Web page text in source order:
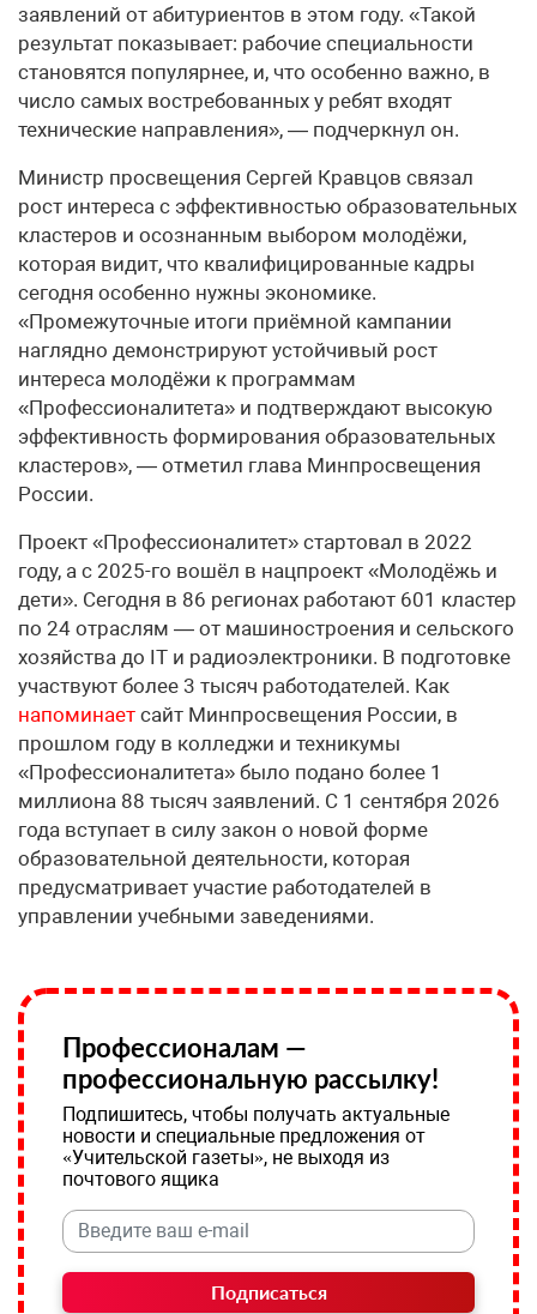
заявлений от абитуриентов в этом году. «Такой
результат показывает: рабочие специальности
становятся популярнее, и, что особенно важно, в
число самых востребованных у ребят входят
технические направления», — подчеркнул он.
Министр просвещения Сергей Кравцов связал
рост интереса с эффективностью образовательных
кластеров и осознанным выбором молодёжи,
которая видит, что квалифицированные кадры
сегодня особенно нужны экономике.
«Промежуточные итоги приёмной кампании
наглядно демонстрируют устойчивый рост
интереса молодёжи к программам
«Профессионалитета» и подтверждают высокую
эффективность формирования образовательных
кластеров», — отметил глава Минпросвещения
России.
Проект «Профессионалитет» стартовал в 2022
году, а с 2025-го вошёл в нацпроект «Молодёжь и
дети». Сегодня в 86 регионах работают 601 кластер
по 24 отраслям — от машиностроения и сельского
хозяйства до IT и радиоэлектроники. В подготовке
участвуют более 3 тысяч работодателей. Как
напоминает сайт Минпросвещения России, в
прошлом году в колледжи и техникумы
«Профессионалитета» было подано более 1
миллиона 88 тысяч заявлений. С 1 сентября 2026
года вступает в силу закон о новой форме
образовательной деятельности, которая
предусматривает участие работодателей в
управлении учебными заведениями.
Профессионалам —
профессиональную рассылку!
Подпишитесь, чтобы получать актуальные
новости и специальные предложения от
«Учительской газеты», не выходя из
почтового ящика
Подписаться